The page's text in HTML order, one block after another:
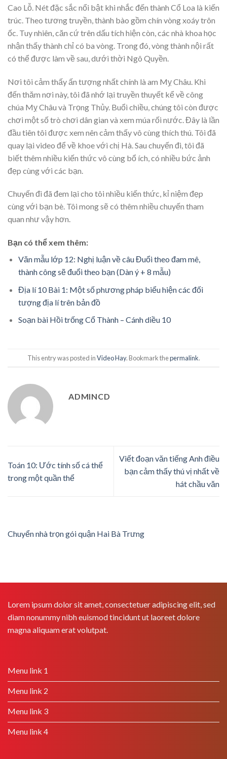
Cao Lỗ. Nét đặc sắc nổi bật khi nhắc đến thành Cổ Loa là kiến
trúc. Theo tương truyền, thành bào gồm chín vòng xoáy trôn
ốc. Tuy nhiên, căn cứ trên dấu tích hiện còn, các nhà khoa học
nhận thấy thành chỉ có ba vòng. Trong đó, vòng thành nội rất
có thể được làm về sau, dưới thời Ngô Quyền.
Nơi tôi cảm thấy ấn tượng nhất chính là am Mỵ Châu. Khi
đến thăm nơi này, tôi đã nhớ lại truyền thuyết kể về công
chúa Mỵ Châu và Trọng Thủy. Buổi chiều, chúng tôi còn được
chơi một số trò chơi dân gian và xem múa rối nước. Đây là lần
đầu tiên tôi được xem nên cảm thấy vô cùng thích thú. Tôi đã
quay lại video để về khoe với chị Hà. Sau chuyến đi, tôi đã
biết thêm nhiều kiến thức vô cùng bổ ích, có nhiều bức ảnh
đẹp cùng với các bạn.
Chuyến đi đã đem lại cho tôi nhiều kiến thức, kỉ niệm đẹp
cùng với bạn bè. Tôi mong sẽ có thêm nhiều chuyến tham
quan như vậy hơn.
Bạn có thể xem thêm:
Văn mẫu lớp 12: Nghị luận về câu Đuổi theo đam mê,
thành công sẽ đuổi theo bạn (Dàn ý + 8 mẫu)
Địa lí 10 Bài 1: Một số phương pháp biểu hiện các đối
tượng địa lí trên bản đồ
Soạn bài Hồi trống Cổ Thành – Cánh diều 10
This entry was posted inVideo Hay. Bookmark thepermalink.
ADMINCD
Toán 10: Ước tính số cá thể
trong một quần thể
Viết đoạn văn tiếng Anh điều
bạn cảm thấy thú vị nhất về
hát chầu văn
Chuyển nhà trọn gói quận Hai Bà Trưng
Lorem ipsum dolor sit amet, consectetuer adipiscing elit, sed
diam nonummy nibh euismod tincidunt ut laoreet dolore
magna aliquam erat volutpat.
Menu link 1
Menu link 2
Menu link 3
Menu link 4